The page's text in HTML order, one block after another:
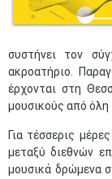
συστήνει τον
ακροατήριο.
έρχονται στη
μουσικούς από όλη
Για τέσσερις
μεταξύ διεθνών
μουσικά δρώμενα